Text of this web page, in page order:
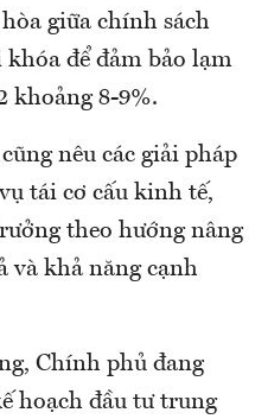
giữa chính sách
để đảm bảo lạm
khoảng 8-9%.
nêu các giải pháp
tái cơ cấu kinh tế,
theo hướng nâng
và khả năng cạnh
Chính phủ đang
hoạch đầu tư trung